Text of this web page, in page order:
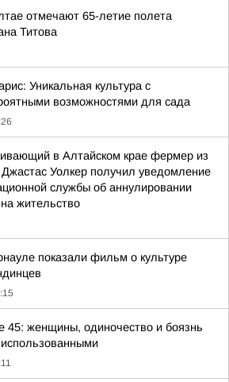
отмечают 65-летие полета
Титова
Уникальная культура с
возможностями для сада
в Алтайском крае фермер из
Уолкер получил уведомление
службы об аннулировании
жительство
показали фильм о культуре
45: женщины, одиночество и боязнь